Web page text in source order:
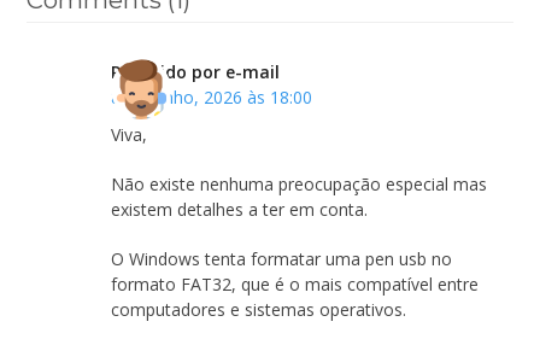
Recebido por e-mail
8 de Junho, 2026 às 18:00
Viva,
Não existe nenhuma preocupação especial mas
existem detalhes a ter em conta.
O Windows tenta formatar uma pen usb no
formato FAT32, que é o mais compatível entre
computadores e sistemas operativos.